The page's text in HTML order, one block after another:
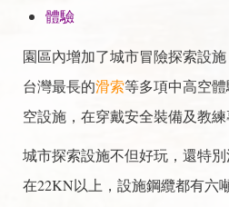
體驗
園區內增加了城市冒險探索設施
台灣最長的滑索等多項中高空
空設施，在穿戴安全裝備及教
城市探索設施不但好玩，還特
在22KN以上，設施鋼纜都有六